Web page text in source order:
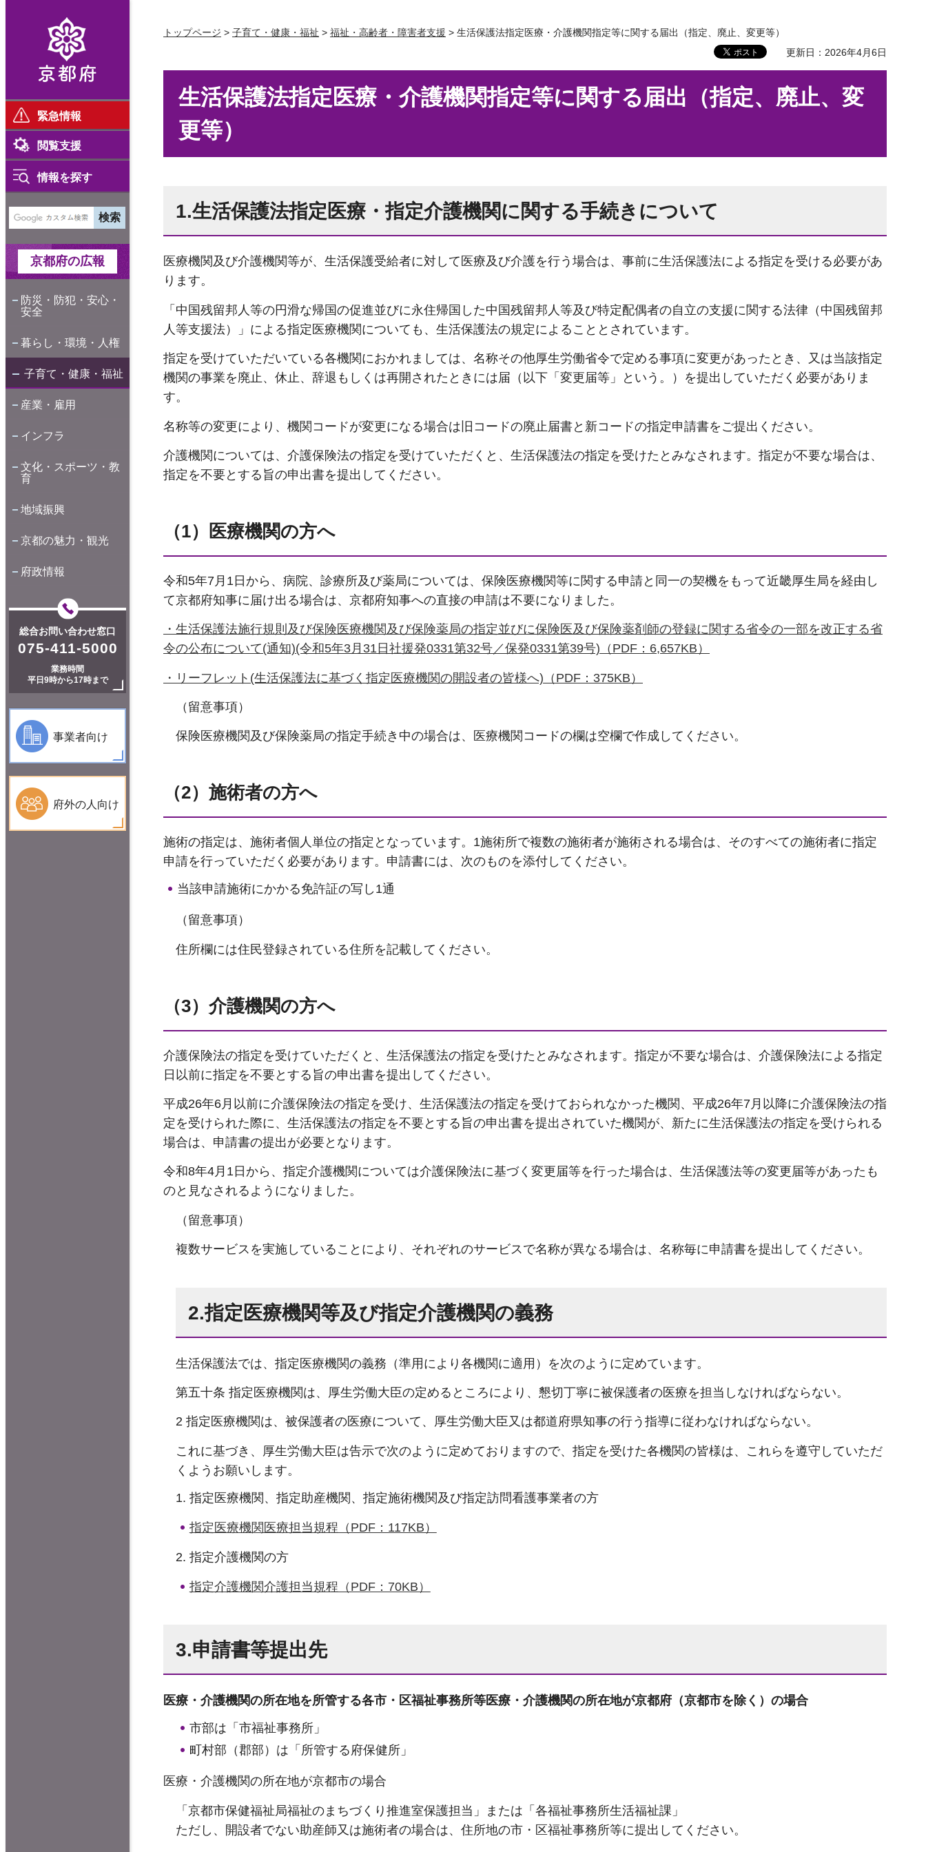
緊急情報
閲覧支援
情報を探す
京都府の広報
防災・防犯・安心・
安全
暮らし・環境・人権
子育て・健康・福祉
産業・雇用
インフラ
文化・スポーツ・教
育
地域振興
京都の魅力・観光
府政情報
総合お問い合わせ窓口
075-411-5000
業務時間
平日9時から17時まで
事業者向け
府外の人向け
トップページ > 子育て・健康・福祉 > 福祉・高齢者・障害者支援 > 生活保護法指定医療・介護機関指定等に関する届出（指定、廃止、変更等）
更新日：2026年4月6日
生活保護法指定医療・介護機関指定等に関する届出（指定、廃止、変
更等）
1.生活保護法指定医療・指定介護機関に関する手続きについて
医療機関及び介護機関等が、生活保護受給者に対して医療及び介護を行う場合は、事前に生活保護法による指定を受ける必要があ
ります。
「中国残留邦人等の円滑な帰国の促進並びに永住帰国した中国残留邦人等及び特定配偶者の自立の支援に関する法律（中国残留邦
人等支援法）」による指定医療機関についても、生活保護法の規定によることとされています。
指定を受けていただいている各機関におかれましては、名称その他厚生労働省令で定める事項に変更があったとき、又は当該指定
機関の事業を廃止、休止、辞退もしくは再開されたときには届（以下「変更届等」という。）を提出していただく必要がありま
す。
名称等の変更により、機関コードが変更になる場合は旧コードの廃止届書と新コードの指定申請書をご提出ください。
介護機関については、介護保険法の指定を受けていただくと、生活保護法の指定を受けたとみなされます。指定が不要な場合は、
指定を不要とする旨の申出書を提出してください。
（1）医療機関の方へ
令和5年7月1日から、病院、診療所及び薬局については、保険医療機関等に関する申請と同一の契機をもって近畿厚生局を経由し
て京都府知事に届け出る場合は、京都府知事への直接の申請は不要になりました。
・生活保護法施行規則及び保険医療機関及び保険薬局の指定並びに保険医及び保険薬剤師の登録に関する省令の一部を改正する省
令の公布について(通知)(令和5年3月31日社援発0331第32号／保発0331第39号)（PDF：6,657KB）
・リーフレット(生活保護法に基づく指定医療機関の開設者の皆様へ)（PDF：375KB）
（留意事項）
保険医療機関及び保険薬局の指定手続き中の場合は、医療機関コードの欄は空欄で作成してください。
（2）施術者の方へ
施術の指定は、施術者個人単位の指定となっています。1施術所で複数の施術者が施術される場合は、そのすべての施術者に指定
申請を行っていただく必要があります。申請書には、次のものを添付してください。
当該申請施術にかかる免許証の写し1通
（留意事項）
住所欄には住民登録されている住所を記載してください。
（3）介護機関の方へ
介護保険法の指定を受けていただくと、生活保護法の指定を受けたとみなされます。指定が不要な場合は、介護保険法による指定
日以前に指定を不要とする旨の申出書を提出してください。
平成26年6月以前に介護保険法の指定を受け、生活保護法の指定を受けておられなかった機関、平成26年7月以降に介護保険法の指
定を受けられた際に、生活保護法の指定を不要とする旨の申出書を提出されていた機関が、新たに生活保護法の指定を受けられる
場合は、申請書の提出が必要となります。
令和8年4月1日から、指定介護機関については介護保険法に基づく変更届等を行った場合は、生活保護法等の変更届等があったも
のと見なされるようになりました。
（留意事項）
複数サービスを実施していることにより、それぞれのサービスで名称が異なる場合は、名称毎に申請書を提出してください。
2.指定医療機関等及び指定介護機関の義務
生活保護法では、指定医療機関の義務（準用により各機関に適用）を次のように定めています。
第五十条 指定医療機関は、厚生労働大臣の定めるところにより、懇切丁寧に被保護者の医療を担当しなければならない。
2 指定医療機関は、被保護者の医療について、厚生労働大臣又は都道府県知事の行う指導に従わなければならない。
これに基づき、厚生労働大臣は告示で次のように定めておりますので、指定を受けた各機関の皆様は、これらを遵守していただ
くようお願いします。
指定医療機関、指定助産機関、指定施術機関及び指定訪問看護事業者の方
指定医療機関医療担当規程（PDF：117KB）
指定介護機関の方
指定介護機関介護担当規程（PDF：70KB）
3.申請書等提出先
医療・介護機関の所在地を所管する各市・区福祉事務所等医療・介護機関の所在地が京都府（京都市を除く）の場合
市部は「市福祉事務所」
町村部（郡部）は「所管する府保健所」
医療・介護機関の所在地が京都市の場合
「京都市保健福祉局福祉のまちづくり推進室保護担当」または「各福祉事務所生活福祉課」
ただし、開設者でない助産師又は施術者の場合は、住所地の市・区福祉事務所等に提出してください。